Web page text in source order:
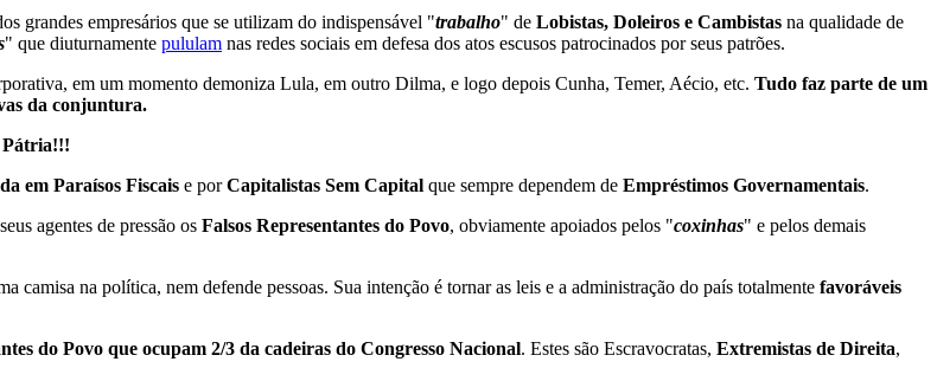
grandes empresários que se utilizam do indispensável "trabalho" de Lobistas, Doleiros e Cambistas na qualidade de
" que diuturnamente pululam nas redes sociais em defesa dos atos escusos patrocinados por seus patrões.
em um momento demoniza Lula, em outro Dilma, e logo depois Cunha, Temer, Aécio, etc. Tudo faz parte de um
da conjuntura.
Pátria!!!
em Paraísos Fiscais e porCapitalistas Sem Capital que sempre dependem de Empréstimos Governamentais.
agentes de pressão os Falsos Representantes do Povo, obviamente apoiados pelos "coxinhas" e pelos demais
camisa na política, nem defende pessoas. Sua intenção é tornar as leis e a administração do país totalmente favoráveis
do Povo que ocupam 2/3 da cadeiras do Congresso Nacional. Estes são Escravocratas, Extremistas de Direita,